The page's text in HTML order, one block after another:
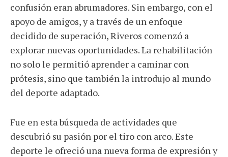
confusión eran abrumadores. Sin embargo, con el
apoyo de amigos, y a través de un enfoque
decidido de superación, Riveros comenzó a
explorar nuevas oportunidades. La rehabilitación
no solo le permitió aprender a caminar con
prótesis, sino que también la introdujo al mundo
del deporte adaptado.
Fue en esta búsqueda de actividades que
descubrió su pasión por el tiro con arco. Este
deporte le ofreció una nueva forma de expresión y